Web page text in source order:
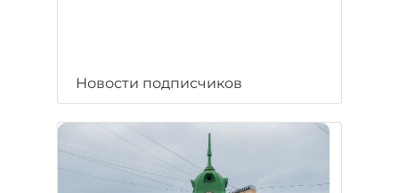
Новости подписчиков